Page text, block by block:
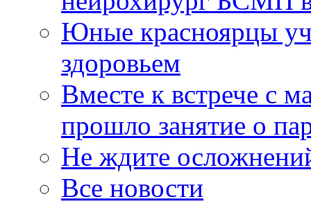
Юные красноярцы
здоровьем
Вместе к встрече с
прошло занятие о
Не ждите
Все новости